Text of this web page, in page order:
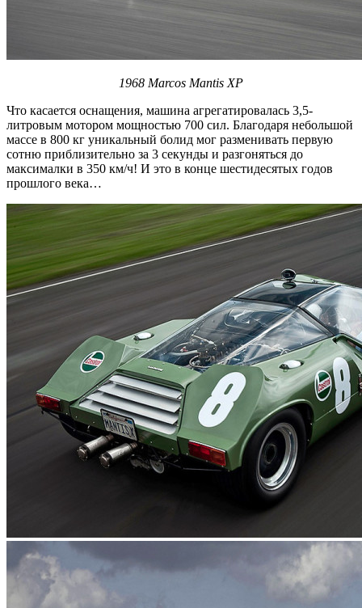
1968 Marcos Mantis XP
Что касается оснащения, машина агрегатировалась 3,5-
литровым мотором мощностью 700 сил. Благодаря небольшой
массе в 800 кг уникальный болид мог разменивать первую
сотню приблизительно за 3 секунды и разгоняться до
максималки в 350 км/ч! И это в конце шестидесятых годов
прошлого века…